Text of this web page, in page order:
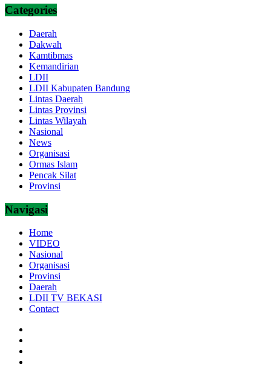
Categories
Daerah
Dakwah
Kamtibmas
Kemandirian
LDII
LDII Kabupaten Bandung
Lintas Daerah
Lintas Provinsi
Lintas Wilayah
Nasional
News
Organisasi
Ormas Islam
Pencak Silat
Provinsi
Navigasi
Home
VIDEO
Nasional
Organisasi
Provinsi
Daerah
LDII TV BEKASI
Contact